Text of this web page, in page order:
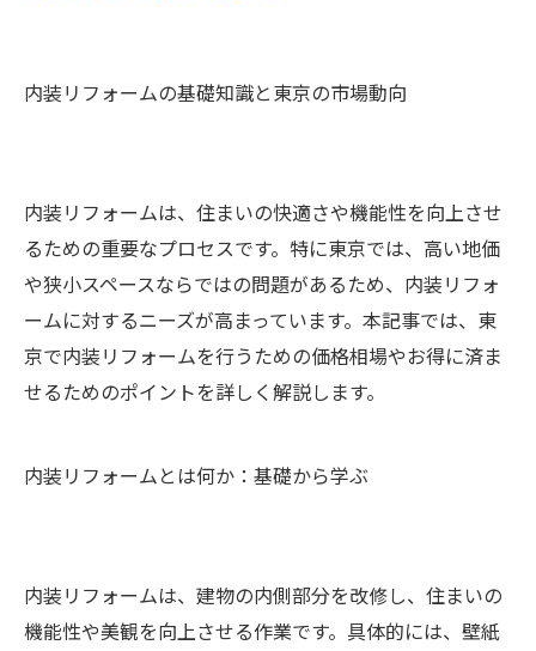
内装リフォームの基礎知識と東京の市場動向
内装リフォームは、住まいの快適さや機能性を向上させ
るための重要なプロセスです。特に東京では、高い地価
や狭小スペースならではの問題があるため、内装リフォ
ームに対するニーズが高まっています。本記事では、東
京で内装リフォームを行うための価格相場やお得に済ま
せるためのポイントを詳しく解説します。
内装リフォームとは何か：基礎から学ぶ
内装リフォームは、建物の内側部分を改修し、住まいの
機能性や美観を向上させる作業です。具体的には、壁紙